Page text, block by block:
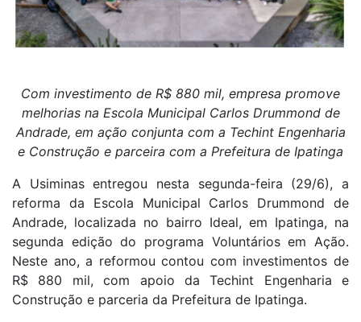
Com investimento de R$ 880 mil, empresa promove
melhorias na Escola Municipal Carlos Drummond de
Andrade, em ação conjunta com a Techint Engenharia
e Construção e parceira com a Prefeitura de Ipatinga
A Usiminas entregou nesta segunda-feira (29/6), a
reforma da Escola Municipal Carlos Drummond de
Andrade, localizada no bairro Ideal, em Ipatinga, na
segunda edição do programa Voluntários em Ação.
Neste ano, a reformou contou com investimentos de
R$ 880 mil, com apoio da Techint Engenharia e
Construção e parceria da Prefeitura de Ipatinga.